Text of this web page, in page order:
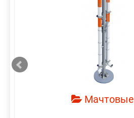
Мачтовые